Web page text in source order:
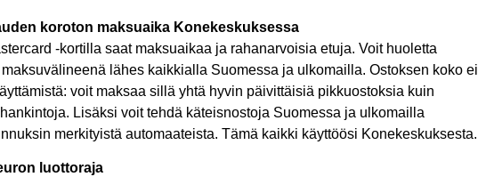
koroton maksuaika Konekeskuksessa
-kortilla saat maksuaikaa ja rahanarvoisia etuja. Voit huoletta
maksuvälineenä lähes kaikkialla Suomessa ja ulkomailla. Ostoksen koko ei
voit maksaa sillä yhtä hyvin päivittäisiä pikkuostoksia kuin
Lisäksi voit tehdä käteisnostoja Suomessa ja ulkomailla
merkityistä automaateista. Tämä kaikki käyttöösi Konekeskuksesta.
luottoraja